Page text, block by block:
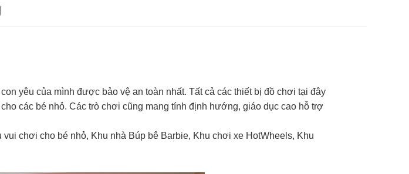
yêu của mình được bảo vệ an toàn nhất. Tất cả các thiết bị đồ chơi tại đây
các bé nhỏ. Các trò chơi cũng mang tính định hướng, giáo dục cao hỗ trợ
chơi cho bé nhỏ, Khu nhà Búp bê Barbie, Khu chơi xe HotWheels, Khu